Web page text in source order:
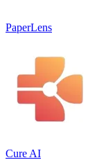
PaperLens
Cure AI